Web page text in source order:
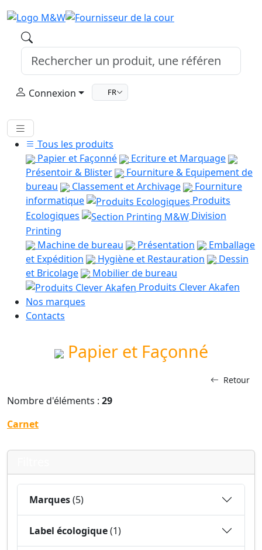
Connexion FR
Tous les produits
Papier et Façonné
Ecriture et Marquage
Présentoir & Blister
Fourniture & Equipement de
bureau
Classement et Archivage
Fourniture
informatique
Produits
Ecologiques
Division
Printing
Machine de bureau
Présentation
Emballage
et Expédition
Hygiène et Restauration
Dessin
et Bricolage
Mobilier de bureau
Produits Clever Akafen
Nos marques
Contacts
Papier et Façonné
Retour
Nombre d'éléments : 29
Carnet
Marques(5)
Label écologique(1)